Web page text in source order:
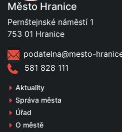
Město Hranice
Pernštejnské náměstí 1
753 01 Hranice
podatelna@mesto-
581 828 111
Aktuality
Správa města
Úřad
O městě